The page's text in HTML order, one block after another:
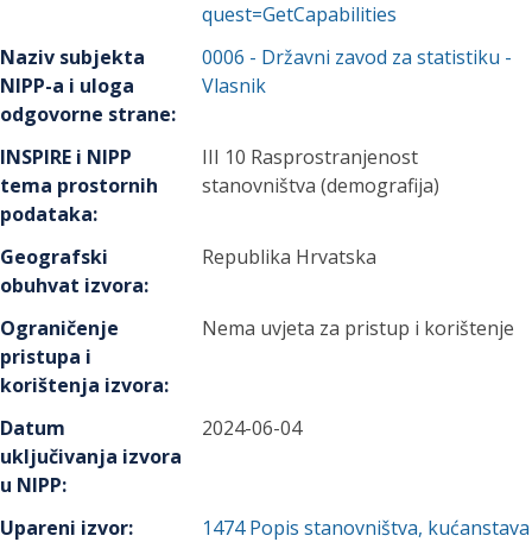
quest=GetCapabilities
Naziv subjekta
NIPP-a i uloga
odgovorne strane:
0006 - Državni zavod za statistiku -
Vlasnik
INSPIRE i NIPP
tema prostornih
podataka:
III 10 Rasprostranjenost
stanovništva (demografija)
Geografski
obuhvat izvora:
Republika Hrvatska
Ograničenje
pristupa i
korištenja izvora:
Nema uvjeta za pristup i korištenje
Datum
uključivanja izvora
u NIPP:
2024-06-04
Upareni izvor: 1474 Popis stanovništva, kućanstava